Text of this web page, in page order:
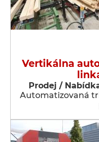
Vertikálna
Prodej /
Automatizovaná